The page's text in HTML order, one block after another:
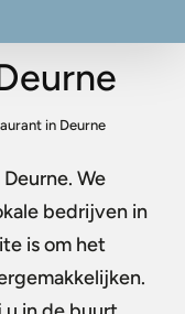
in Deurne
. We
bedrijven in
is om het